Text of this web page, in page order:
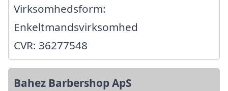
Virksomhedsform:
Enkeltmandsvirksomhed
CVR: 36277548
Bahez Barbershop ApS